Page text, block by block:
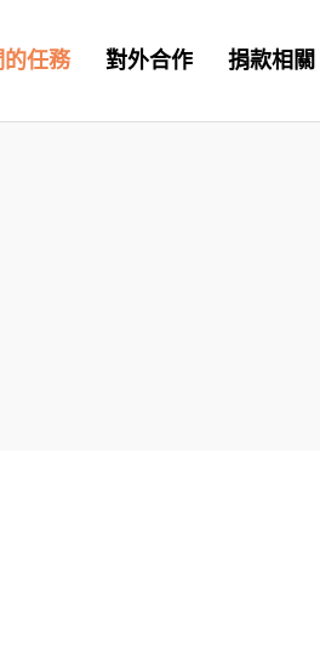
任務 對外合作 捐款相關